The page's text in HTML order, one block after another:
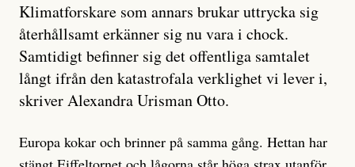
Klimatforskare som annars brukar uttrycka sig
återhållsamt erkänner sig nu vara i chock.
Samtidigt befinner sig det offentliga samtalet
långt ifrån den katastrofala verklighet vi lever i,
skriver Alexandra Urisman Otto.
Europa kokar och brinner på samma gång. Hettan har